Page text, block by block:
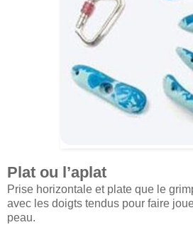
Plat ou l’aplat
Prise horizontale et plate que le
avec les doigts tendus pour faire
peau.